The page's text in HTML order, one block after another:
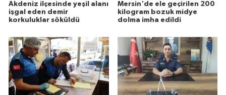
Akdeniz ilçesinde yeşil alanı
işgal eden demir
korkuluklar söküldü
Mersin'de ele geçirilen 200
kilogram bozuk midye
dolma imha edildi